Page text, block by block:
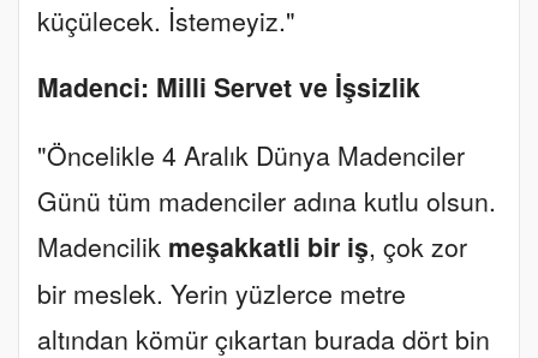
küçülecek. İstemeyiz."
Madenci: Milli Servet ve İşsizlik
"Öncelikle 4 Aralık Dünya Madenciler
Günü tüm madenciler adına kutlu olsun.
Madencilik meşakkatli bir iş, çok zor
bir meslek. Yerin yüzlerce metre
altından kömür çıkartan burada dört bin